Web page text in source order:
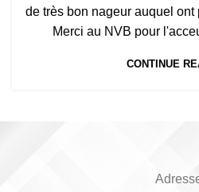
de très bon nageur auquel ont
Merci au NVB pour
CONTINUE